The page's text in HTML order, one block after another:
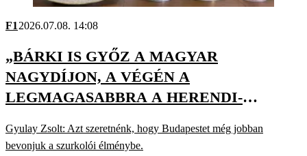
F1 2026.07.08. 14:08
„BÁRKI IS GYŐZ A MAGYAR
NAGYDÍJON, A VÉGÉN A
LEGMAGASABBRA A HERENDI-
Gyulay Zsolt: Azt szeretnénk, hogy Budapestet még jobban
bevonjuk a szurkolói élménybe.